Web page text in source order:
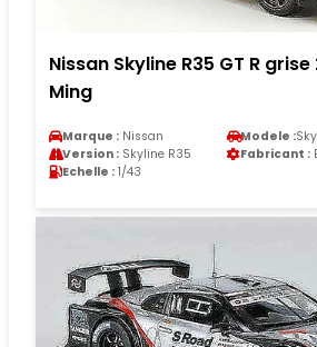
Nissan Skyline R35 GT R
Ming
Marque : Nissan Modele :
Version : Skyline R35 Fabricant :
Echelle : 1/43